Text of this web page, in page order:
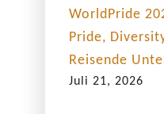
WorldPride
Pride,
Reisende
Juli 21, 2026